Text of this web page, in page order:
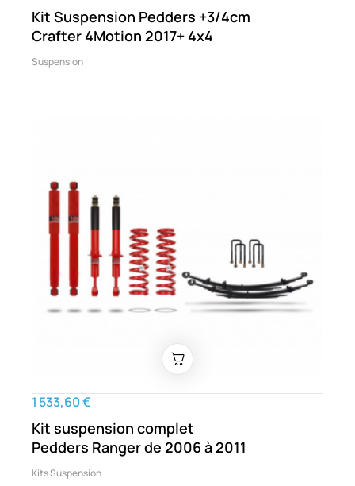
Kit Suspension Pedders +3/4cm
Crafter 4Motion 2017+ 4x4
Suspension
1 533,60 €
Kit suspension complet
Pedders Ranger de 2006 à 2011
Kits Suspension